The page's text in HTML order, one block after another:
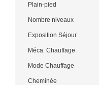
Plain-pied
Nombre niveaux
Exposition Séjour
Méca. Chauffage
Mode Chauffage
Cheminée